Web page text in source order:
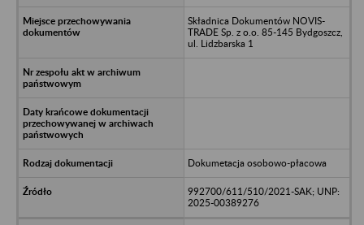
Składnica Dokumentów NOVIS-
TRADE Sp. z o.o. 85-145 Bydgoszcz,
ul. Lidzbarska 1
Dokumetacja osobowo-płacowa
992700/611/510/2021-SAK; UNP:
2025-00389276